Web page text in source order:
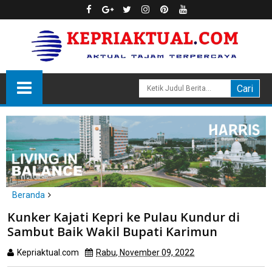
Beranda
Karimun
Kunker Kajati Kepri ke Pulau Kundur di Sambut Baik Wakil Bupati
Kunker Kajati Kepri ke Pulau Kundur di
Sambut Baik Wakil Bupati Karimun
Kepriaktual.com Rabu, November 09, 2022